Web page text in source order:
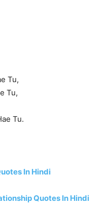
Tu,
Tu,
Tu.
In Hindi
Quotes In Hindi